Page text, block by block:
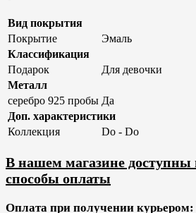
Вид покрытия
Покрытие
Эмаль
Классификация
Подарок
Для девочки
Металл
серебро 925 пробы Да
Доп. характеристики
Коллекция
Do - Do
В нашем магазине доступны
способы оплаты
Оплата при получении курьером: